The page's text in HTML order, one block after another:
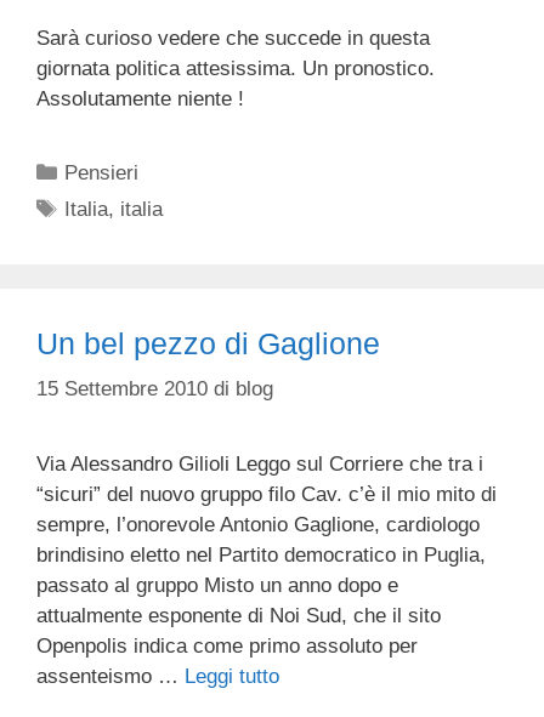
Sarà curioso vedere che succede in questa
giornata politica attesissima. Un pronostico.
Assolutamente niente !
Categorie
Pensieri
Tag
Italia, italia
Un bel pezzo di Gaglione
15 Settembre 2010 di blog
Via Alessandro Gilioli Leggo sul Corriere che tra i
“sicuri” del nuovo gruppo filo Cav. c’è il mio mito di
sempre, l’onorevole Antonio Gaglione, cardiologo
brindisino eletto nel Partito democratico in Puglia,
passato al gruppo Misto un anno dopo e
attualmente esponente di Noi Sud, che il sito
Openpolis indica come primo assoluto per
assenteismo … Leggi tutto